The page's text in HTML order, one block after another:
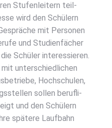
Stu­fen­lei­tern teil­
wird den Schü­lern
mit Per­so­nen
und Stu­di­en­fä­cher
Schü­ler inter­es­sie­ren.
unter­schied­li­chen
Hoch­schu­len,
sol­len beruf­li­
und den Schü­lern
spä­te­re Lauf­bahn